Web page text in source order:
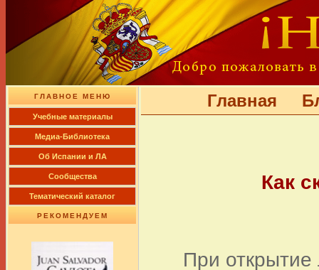
ГЛАВНОЕ МЕНЮ
Учебные материалы
Медиа-Библиотека
Об Испании и ЛА
Сообщества
Тематический каталог
РЕКОМЕНДУЕМ
Главная
Как
При